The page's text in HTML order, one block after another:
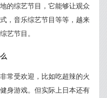
的综艺节目，它能够让观众
，音乐综艺节目等等，越来
艺节目。
常受欢迎，比如吃超辣的火
身游戏。但实际上日本还有